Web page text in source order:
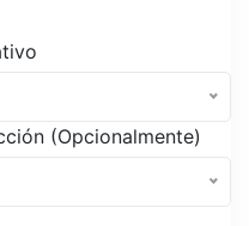
(Opcionalmente)